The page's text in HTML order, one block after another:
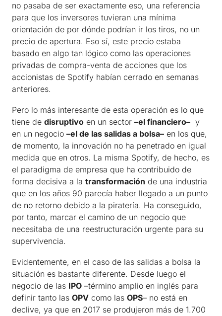
no pasaba de ser exactamente eso, una referencia
para que los inversores tuvieran una mínima
orientación de por dónde podrían ir los tiros, no un
precio de apertura. Eso sí, este precio estaba
basado en algo tan lógico como las operaciones
privadas de compra-venta de acciones que los
accionistas de Spotify habían cerrado en semanas
anteriores.
Pero lo más interesante de esta operación es lo que
tiene de disruptivo en un sector –el financiero– y
en un negocio –el de las salidas a bolsa– en los que,
de momento, la innovación no ha penetrado en igual
medida que en otros. La misma Spotify, de hecho, es
el paradigma de empresa que ha contribuido de
forma decisiva a la transformación de una industria
que en los años 90 parecía haber llegado a un punto
de no retorno debido a la piratería. Ha conseguido,
por tanto, marcar el camino de un negocio que
necesitaba de una reestructuración urgente para su
supervivencia.
Evidentemente, en el caso de las salidas a bolsa la
situación es bastante diferente. Desde luego el
negocio de las IPO –término amplio en inglés para
definir tanto las OPV como las OPS– no está en
declive, ya que en 2017 se produjeron más de 1.700